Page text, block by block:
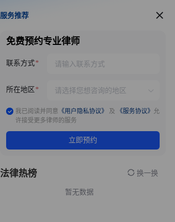
服务推荐
服务推荐
免费预约专业律师
联系方式
所在地区
我已阅读并同意 《用户隐私协议》 及 《服务协议》 允
许接受更多律师的服务
立即预约
法律热榜 换一换
暂无数据